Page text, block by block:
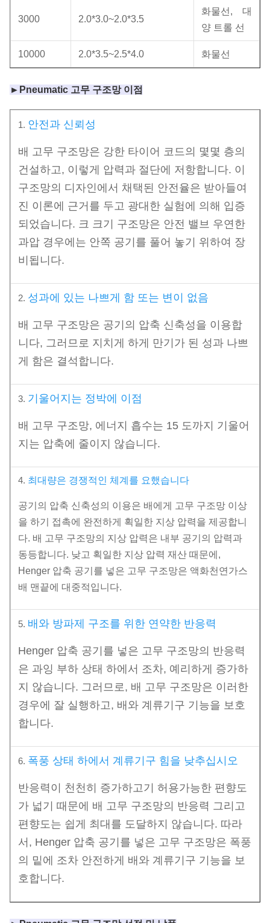
3000 2.0*3.0~2.0*3.5
화물선, 대
양 트롤 선
10000 2.0*3.5~2.5*4.0 화물선
►Pneumatic 고무 구조망 이점
1. 안전과 신뢰성
배 고무 구조망은 강한 타이어 코드의 몇몇 층의
건설하고, 이렇게 압력과 절단에 저항합니다. 이
구조망의 디자인에서 채택된 안전율은 받아들여
진 이론에 근거를 두고 광대한 실험에 의해 입증
되었습니다. 크 크기 구조망은 안전 밸브 우연한
과압 경우에는 안쪽 공기를 풀어 놓기 위하여 장
비됩니다.
2. 성과에 있는 나쁘게 함 또는 변이 없음
배 고무 구조망은 공기의 압축 신축성을 이용합
니다, 그러므로 지치게 하게 만기가 된 성과 나쁘
게 함은 결석합니다.
3. 기울어지는 정박에 이점
배 고무 구조망, 에너지 흡수는 15 도까지 기울어
지는 압축에 줄이지 않습니다.
4. 최대량은 경쟁적인 체계를 요했습니다
공기의 압축 신축성의 이용은 배에게 고무 구조망 이상
을 하기 접촉에 완전하게 획일한 지상 압력을 제공합니
다. 배 고무 구조망의 지상 압력은 내부 공기의 압력과
동등합니다. 낮고 획일한 지상 압력 재산 때문에,
Henger 압축 공기를 넣은 고무 구조망은 액화천연가스
배 맨끝에 대중적입니다.
5. 배와 방파제 구조를 위한 연약한 반응력
Henger 압축 공기를 넣은 고무 구조망의 반응력
은 과잉 부하 상태 하에서 조차, 예리하게 증가하
지 않습니다. 그러므로, 배 고무 구조망은 이러한
경우에 잘 실행하고, 배와 계류기구 기능을 보호
합니다.
6. 폭풍 상태 하에서 계류기구 힘을 낮추십시오
반응력이 천천히 증가하고기 허용가능한 편향도
가 넓기 때문에 배 고무 구조망의 반응력 그리고
편향도는 쉽게 최대를 도달하지 않습니다. 따라
서, Henger 압축 공기를 넣은 고무 구조망은 폭풍
의 밑에 조차 안전하게 배와 계류기구 기능을 보
호합니다.